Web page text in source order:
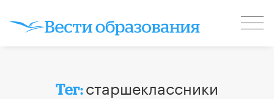
Тег:старшеклассники